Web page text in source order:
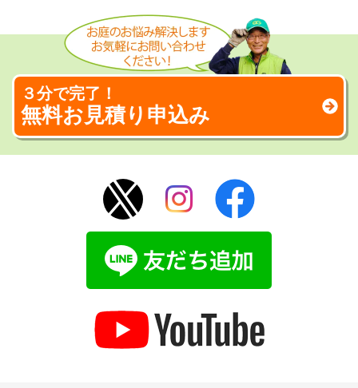
３分で完了！
無料お見積り申込み